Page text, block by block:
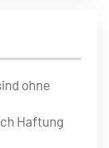
ohne
Haftung